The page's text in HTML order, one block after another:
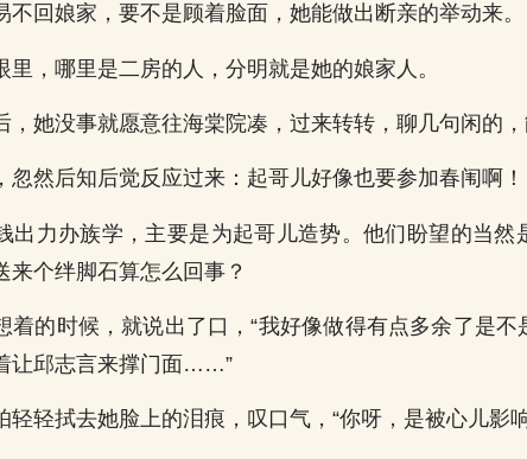
不回娘家，要不是顾着脸面，她能做出断亲的举动来。
里，哪里是二房的人，分明就是她的娘家人。
，她没事就愿意往海棠院凑，过来转转，聊几句闲的，
忽然后知后觉反应过来：起哥儿好像也要参加春闱啊！
出力办族学，主要是为起哥儿造势。他们盼望的当然
来个绊脚石算怎么回事？
着的时候，就说出了口，“我好像做得有点多余了是不
让邱志言来撑门面……”
轻轻拭去她脸上的泪痕，叹口气，“你呀，是被心儿影